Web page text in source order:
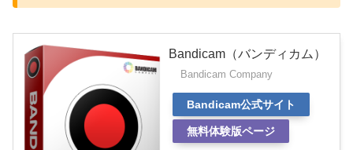
Bandicam（バンディカム）
Bandicam Company
Bandicam公式サイト
無料体験版ページ